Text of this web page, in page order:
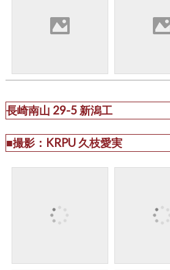
長崎南山 29-5 新潟工
■撮影：KRPU 久枝愛実